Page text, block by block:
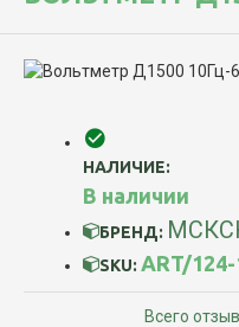
НАЛИЧИЕ:
В наличии
БРЕНД:
SKU: ART/124-
Всего